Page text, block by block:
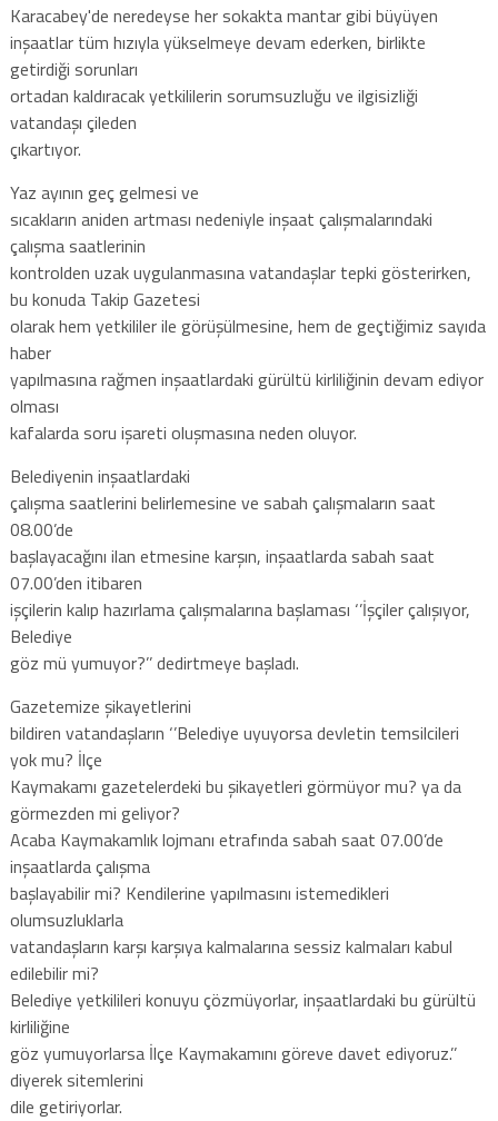
Karacabey'de neredeyse her sokakta mantar gibi büyüyen
inşaatlar tüm hızıyla yükselmeye devam ederken, birlikte
getirdiği sorunları
ortadan kaldıracak yetkililerin sorumsuzluğu ve ilgisizliği
vatandaşı çileden
çıkartıyor.
Yaz ayının geç gelmesi ve
sıcakların aniden artması nedeniyle inşaat çalışmalarındaki
çalışma saatlerinin
kontrolden uzak uygulanmasına vatandaşlar tepki gösterirken,
bu konuda Takip Gazetesi
olarak hem yetkililer ile görüşülmesine, hem de geçtiğimiz sayıda
haber
yapılmasına rağmen inşaatlardaki gürültü kirliliğinin devam ediyor
olması
kafalarda soru işareti oluşmasına neden oluyor.
Belediyenin inşaatlardaki
çalışma saatlerini belirlemesine ve sabah çalışmaların saat
08.00’de
başlayacağını ilan etmesine karşın, inşaatlarda sabah saat
07.00’den itibaren
işçilerin kalıp hazırlama çalışmalarına başlaması ‘’İşçiler çalışıyor,
Belediye
göz mü yumuyor?’’ dedirtmeye başladı.
Gazetemize şikayetlerini
bildiren vatandaşların ‘’Belediye uyuyorsa devletin temsilcileri
yok mu? İlçe
Kaymakamı gazetelerdeki bu şikayetleri görmüyor mu? ya da
görmezden mi geliyor?
Acaba Kaymakamlık lojmanı etrafında sabah saat 07.00’de
inşaatlarda çalışma
başlayabilir mi? Kendilerine yapılmasını istemedikleri
olumsuzluklarla
vatandaşların karşı karşıya kalmalarına sessiz kalmaları kabul
edilebilir mi?
Belediye yetkilileri konuyu çözmüyorlar, inşaatlardaki bu gürültü
kirliliğine
göz yumuyorlarsa İlçe Kaymakamını göreve davet ediyoruz.’’
diyerek sitemlerini
dile getiriyorlar.